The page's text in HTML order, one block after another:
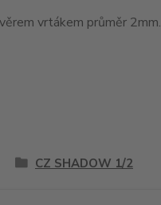
vrtákem průměr 2mm.
CZ SHADOW 1/2